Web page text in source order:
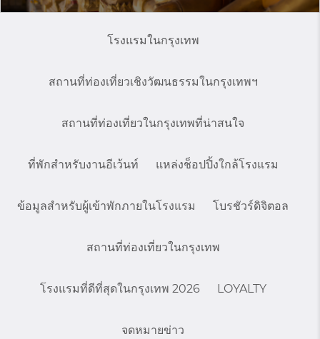
โรงแรมในกรุงเทพ
สถานที่ท่องเที่ยวเชิงวัฒนธรรมในกรุงเทพฯ
สถานที่ท่องเที่ยวในกรุงเทพที่น่าสนใจ
ที่พักสำหรับงานอีเว้นท์ แหล่งช็อปปิ้งใกล้โรงแรม
ข้อมูลสำหรับผู้เข้าพักภายในโรงแรม โบรชัวร์ดิจิตอล
สถานที่ท่องเที่ยวในกรุงเทพ
โรงแรมที่ดีที่สุดในกรุงเทพ 2026 LOYALTY
จดหมายข่าว